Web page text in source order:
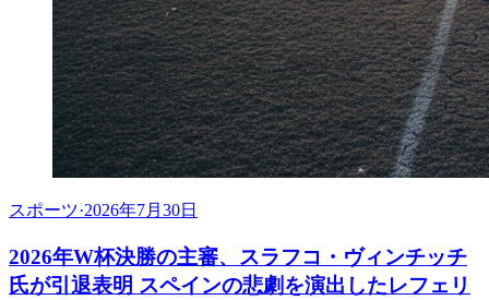
スポーツ·2026年7月30日
2026年W杯決勝の主審、スラフコ・ヴィンチッチ
氏が引退表明 スペインの悲劇を演出したレフェリ